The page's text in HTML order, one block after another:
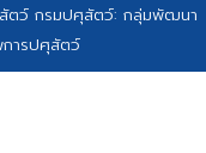
สัตว์ กรมปศุสัตว์: กลุ่มพัฒนา
การปศุสัตว์